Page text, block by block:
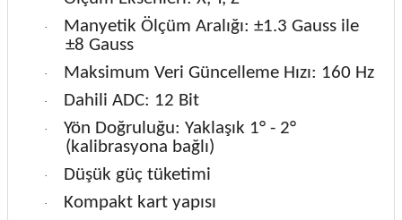
·
Manyetik Ölçüm Aralığı: ±1.3 Gauss ile
±8 Gauss
· Maksimum Veri Güncelleme Hızı: 160 Hz
· Dahili ADC: 12 Bit
·
Yön Doğruluğu: Yaklaşık 1° - 2°
(kalibrasyona bağlı)
· Düşük güç tüketimi
· Kompakt kart yapısı